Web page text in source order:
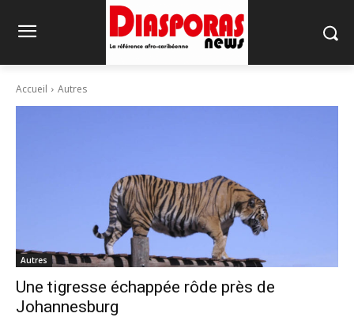
Accueil Autres
Autres
Une tigresse échappée rôde près de
Johannesburg